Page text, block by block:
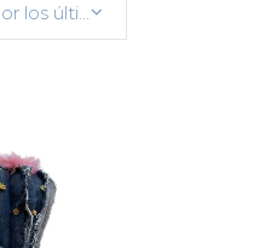
Ordenar por los últimos